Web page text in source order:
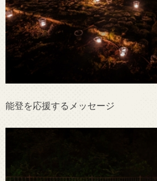
能登を応援するメッセージ